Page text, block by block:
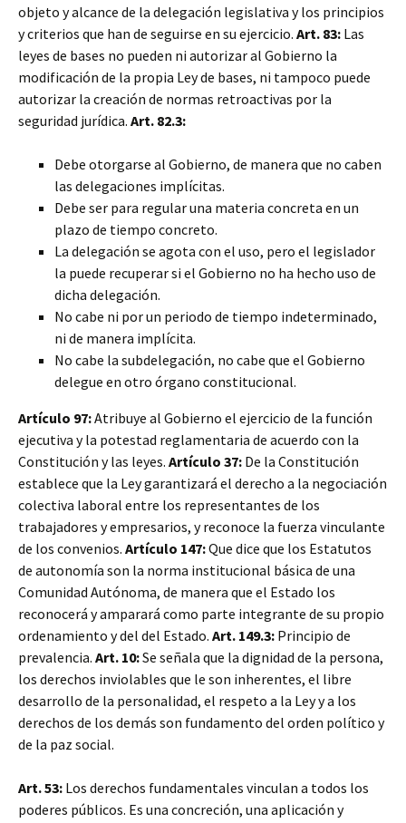
objeto y alcance de la delegación legislativa y los principios
y criterios que han de seguirse en su ejercicio. Art. 83: Las
leyes de bases no pueden ni autorizar al Gobierno la
modificación de la propia Ley de bases, ni tampoco puede
autorizar la creación de normas retroactivas por la
seguridad jurídica. Art. 82.3:
Debe otorgarse al Gobierno, de manera que no caben
las delegaciones implícitas.
Debe ser para regular una materia concreta en un
plazo de tiempo concreto.
La delegación se agota con el uso, pero el legislador
la puede recuperar si el Gobierno no ha hecho uso de
dicha delegación.
No cabe ni por un periodo de tiempo indeterminado,
ni de manera implícita.
No cabe la subdelegación, no cabe que el Gobierno
delegue en otro órgano constitucional.
Artículo 97:Atribuye al Gobierno el ejercicio de la función
ejecutiva y la potestad reglamentaria de acuerdo con la
Constitución y las leyes. Artículo 37: De la Constitución
establece que la Ley garantizará el derecho a la negociación
colectiva laboral entre los representantes de los
trabajadores y empresarios, y reconoce la fuerza vinculante
de los convenios. Artículo 147:Que dice que los Estatutos
de autonomía son la norma institucional básica de una
Comunidad Autónoma, de manera que el Estado los
reconocerá y amparará como parte integrante de su propio
ordenamiento y del del Estado. Art. 149.3: Principio de
prevalencia. Art. 10:Se señala que la dignidad de la persona,
los derechos inviolables que le son inherentes, el libre
desarrollo de la personalidad, el respeto a la Ley y a los
derechos de los demás son fundamento del orden político y
de la paz social.
Art. 53: Los derechos fundamentales vinculan a todos los
poderes públicos. Es una concreción, una aplicación y